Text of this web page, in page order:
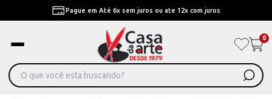
Pague em Até 6x sem juros ou ate 12x com juros
0